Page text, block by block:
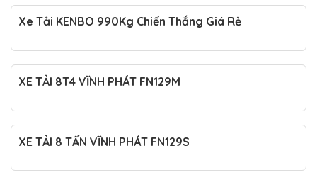
Xe Tải KENBO 990Kg Chiến Thắng Giá Rẻ
XE TẢI 8T4 VĨNH PHÁT FN129M
XE TẢI 8 TẤN VĨNH PHÁT FN129S